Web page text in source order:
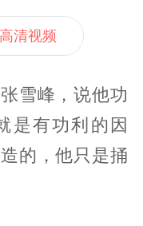
清视频
雪峰，说他功
是有功利的因
的，他只是捅